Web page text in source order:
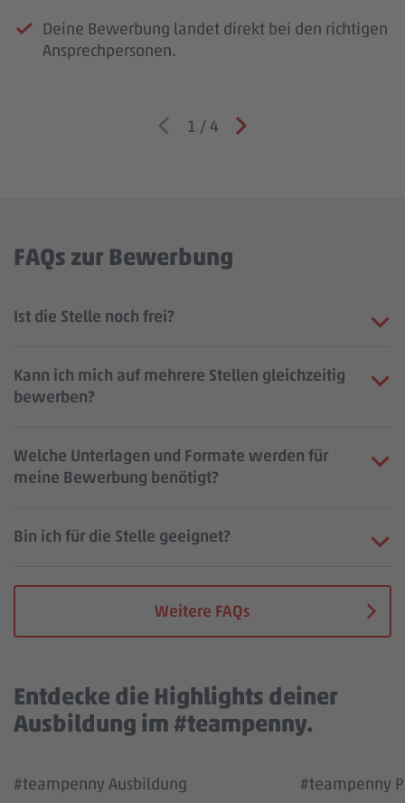
Deine Bewerbung landet direkt bei den richtigen
Ansprechpersonen.
1 / 4
FAQs zur Bewerbung
Ist die Stelle noch frei?
Kann ich mich auf mehrere Stellen gleichzeitig
bewerben?
Welche Unterlagen und Formate werden für
meine Bewerbung benötigt?
Bin ich für die Stelle geeignet?
Weitere FAQs
Entdecke die Highlights deiner
Ausbildung im #teampenny.
Wir benötigen deine Zustimmung, um den
YouTube Video Service zu laden!
#teampenny Ausbildung
Wir
YouTube
#teampenny